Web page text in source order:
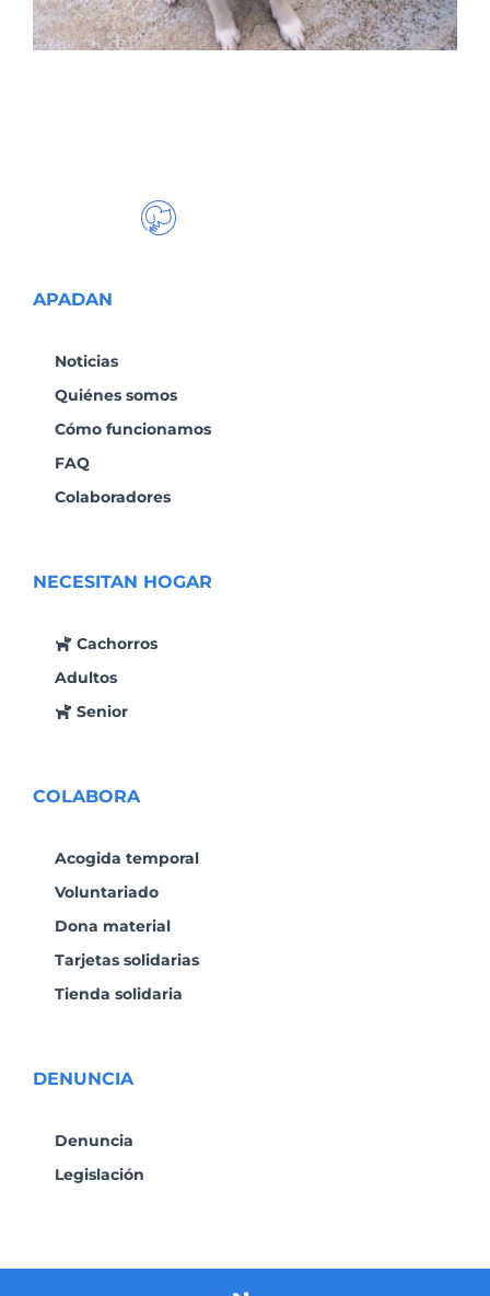
APADAN
Noticias
Quiénes somos
Cómo funcionamos
FAQ
Colaboradores
NECESITAN HOGAR
Cachorros
Adultos
Senior
COLABORA
Acogida temporal
Voluntariado
Dona material
Tarjetas solidarias
Tienda solidaria
DENUNCIA
Denuncia
Legislación